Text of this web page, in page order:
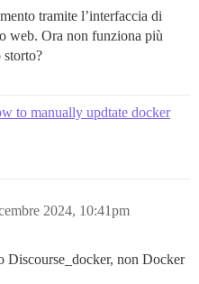
tramite l’interfaccia di
web. Ora non funziona più
storto?
to manually updtate docker
2024, 10:41pm
Discourse_docker, non Docker